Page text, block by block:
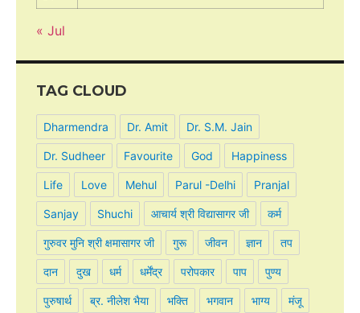
« Jul
TAG CLOUD
Dharmendra Dr. Amit Dr. S.M. Jain
Dr. Sudheer Favourite God Happiness
Life Love Mehul Parul -Delhi Pranjal
Sanjay Shuchi आचार्य श्री विद्यासागर जी कर्म
गुरुवर मुनि श्री क्षमासागर जी गुरू जीवन ज्ञान तप
दान दुख धर्म धर्मेंद्र परोपकार पाप पुण्य
पुरुषार्थ ब्र. नीलेश भैया भक्ति भगवान भाग्य मंजू